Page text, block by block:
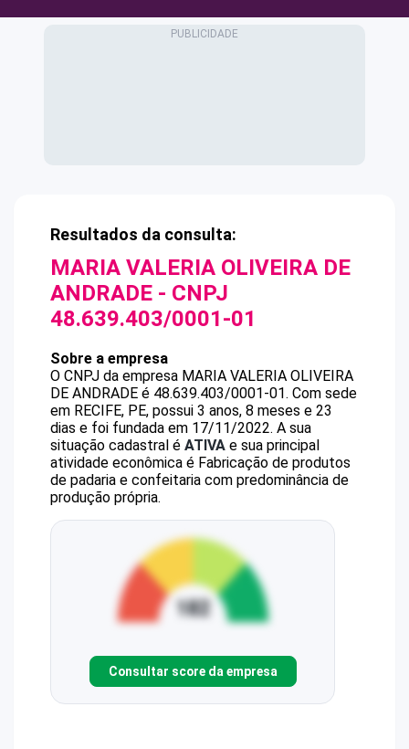
Resultados da consulta:
MARIA VALERIA OLIVEIRA DE
ANDRADE - CNPJ
48.639.403/0001-01
Sobre a empresa
O CNPJ da empresa MARIA VALERIA OLIVEIRA
DE ANDRADE é 48.639.403/0001-01. Com sede
em RECIFE, PE, possui 3 anos, 8 meses e 23
dias e foi fundada em 17/11/2022. A sua
situação cadastral é ATIVA e sua principal
atividade econômica é Fabricação de produtos
de padaria e confeitaria com predominância de
produção própria.
Consultar score da empresa